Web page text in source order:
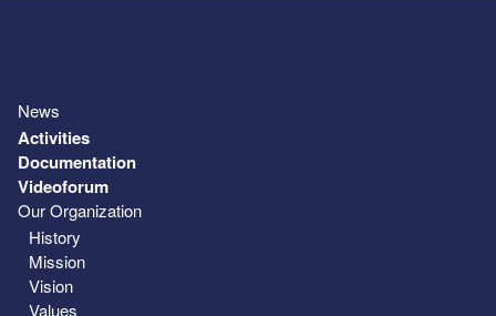
News
Activities
Documentation
Videoforum
Our Organization
History
Mission
Vision
Values